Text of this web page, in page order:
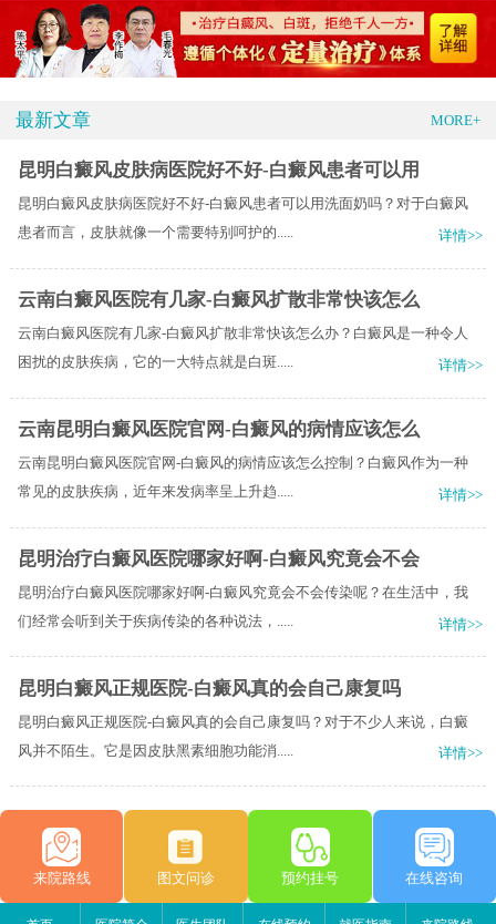
最新文章 MORE+
昆明白癜风皮肤病医院好不好-白癜风患者可以用
昆明白癜风皮肤病医院好不好-白癜风患者可以用洗面奶吗？对于白癜风
患者而言，皮肤就像一个需要特别呵护的.....
详情>>
云南白癜风医院有几家-白癜风扩散非常快该怎么
云南白癜风医院有几家-白癜风扩散非常快该怎么办？白癜风是一种令人
困扰的皮肤疾病，它的一大特点就是白斑.....
详情>>
云南昆明白癜风医院官网-白癜风的病情应该怎么
云南昆明白癜风医院官网-白癜风的病情应该怎么控制？白癜风作为一种
常见的皮肤疾病，近年来发病率呈上升趋.....
详情>>
昆明治疗白癜风医院哪家好啊-白癜风究竟会不会
昆明治疗白癜风医院哪家好啊-白癜风究竟会不会传染呢？在生活中，我
们经常会听到关于疾病传染的各种说法，.....
详情>>
昆明白癜风正规医院-白癜风真的会自己康复吗
昆明白癜风正规医院-白癜风真的会自己康复吗？对于不少人来说，白癜
风并不陌生。它是因皮肤黑素细胞功能消.....
详情>>
来院路线 图文问诊 预约挂号 在线咨询